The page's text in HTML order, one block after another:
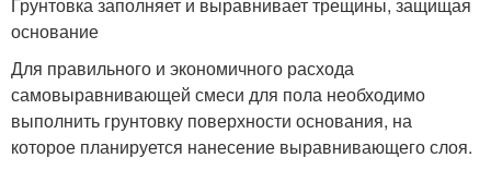
Грунтовка заполняет и выравнивает трещины, защищая
основание
Для правильного и экономичного расхода
самовыравнивающей смеси для пола необходимо
выполнить грунтовку поверхности основания, на
которое планируется нанесение выравнивающего слоя.